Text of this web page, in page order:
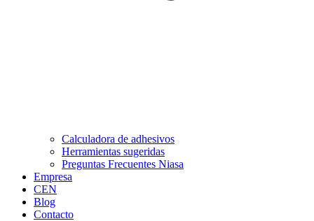
Calculadora de adhesivos
Herramientas sugeridas
Preguntas Frecuentes Niasa
Empresa
CEN
Blog
Contacto